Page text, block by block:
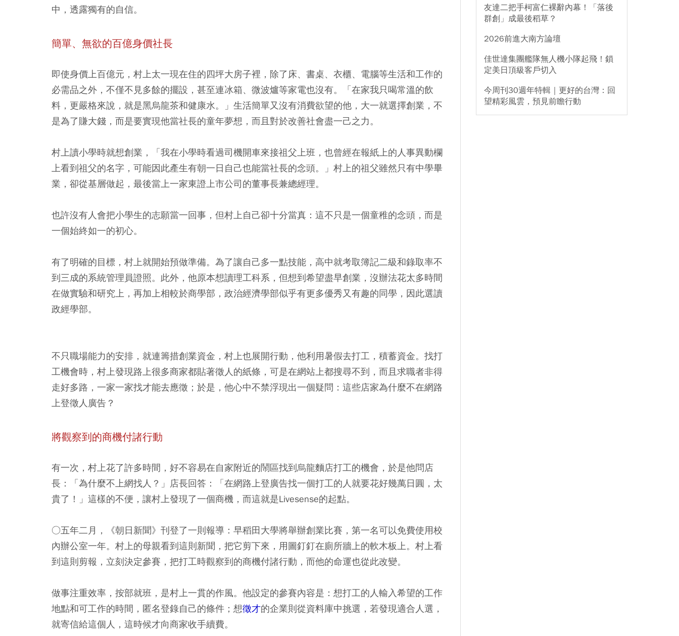
中，透露獨有的自信。
簡單、無欲的百億身價社長
即使身價上百億元，村上太一現在住的四坪大房子裡，除了床、書桌、衣櫃、電腦等生活和工作的
必需品之外，不僅不見多餘的擺設，甚至連冰箱、微波爐等家電也沒有。「在家我只喝常溫的飲
料，更嚴格來說，就是黑烏龍茶和健康水。」生活簡單又沒有消費欲望的他，大一就選擇創業，不
是為了賺大錢，而是要實現他當社長的童年夢想，而且對於改善社會盡一己之力。
村上讀小學時就想創業，「我在小學時看過司機開車來接祖父上班，也曾經在報紙上的人事異動欄
上看到祖父的名字，可能因此產生有朝一日自己也能當社長的念頭。」村上的祖父雖然只有中學畢
業，卻從基層做起，最後當上一家東證上市公司的董事長兼總經理。
也許沒有人會把小學生的志願當一回事，但村上自己卻十分當真：這不只是一個童稚的念頭，而是
一個始終如一的初心。
有了明確的目標，村上就開始預做準備。為了讓自己多一點技能，高中就考取簿記二級和錄取率不
到三成的系統管理員證照。此外，他原本想讀理工科系，但想到希望盡早創業，沒辦法花太多時間
在做實驗和研究上，再加上相較於商學部，政治經濟學部似乎有更多優秀又有趣的同學，因此選讀
政經學部。
不只職場能力的安排，就連籌措創業資金，村上也展開行動，他利用暑假去打工，積蓄資金。找打
工機會時，村上發現路上很多商家都貼著徵人的紙條，可是在網站上都搜尋不到，而且求職者非得
走好多路，一家一家找才能去應徵；於是，他心中不禁浮現出一個疑問：這些店家為什麼不在網路
上登徵人廣告？
將觀察到的商機付諸行動
有一次，村上花了許多時間，好不容易在自家附近的鬧區找到烏龍麵店打工的機會，於是他問店
長：「為什麼不上網找人？」店長回答：「在網路上登廣告找一個打工的人就要花好幾萬日圓，太
貴了！」這樣的不便，讓村上發現了一個商機，而這就是Livesense的起點。
○五年二月，《朝日新聞》刊登了一則報導：早稻田大學將舉辦創業比賽，第一名可以免費使用校
內辦公室一年。村上的母親看到這則新聞，把它剪下來，用圖釘釘在廁所牆上的軟木板上。村上看
到這則剪報，立刻決定參賽，把打工時觀察到的商機付諸行動，而他的命運也從此改變。
做事注重效率，按部就班，是村上一貫的作風。他設定的參賽內容是：想打工的人輸入希望的工作
地點和可工作的時間，匿名登錄自己的條件；想徵才的企業則從資料庫中挑選，若發現適合人選，
就寄信給這個人，這時候才向商家收手續費。
友達二把手柯富仁裸辭內幕！「落後
群創」成最後稻草？
2026前進大南方論壇
佳世達集團艦隊無人機小隊起飛！鎖
定美日頂級客戶切入
今周刊30週年特輯｜更好的台灣：回
望精彩風雲，預見前瞻行動